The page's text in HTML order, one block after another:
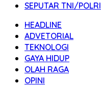
SEPUTAR TNI/POLRI
HEADLINE
ADVETORIAL
TEKNOLOGI
GAYA HIDUP
OLAH RAGA
OPINI